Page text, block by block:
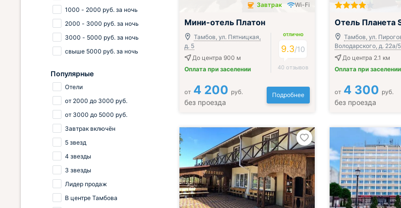
Завтрак включён
Завтрак Wi-Fi
Мини-отель Платон
Тамбов, ул. Пятницкая,
д. 5
До центра 900 м
Оплата при заселении
ОТЛИЧНО
9.3/10
40 отзывов
от 4 200 руб.
без проезда
Подробнее
Включён завтрак, обед
Отель Планета
Тамбов, ул.
Володарского, д. 22а/
До центра 2.1 км
Оплата при заселении
от 4 300 руб.
без проезда
1000 - 2000 руб. за ночь
2000 - 3000 руб. за ночь
3000 - 5000 руб. за ночь
свыше 5000 руб. за ночь
Популярные
Отели
от 2000 до 3000 руб.
от 3000 до 5000 руб.
Завтрак включён
5 звезд
4 звезды
3 звезды
Лидер продаж
В центре Тамбова